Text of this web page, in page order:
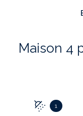
Maison 4 pièce(s) 2 chambre(s)
1